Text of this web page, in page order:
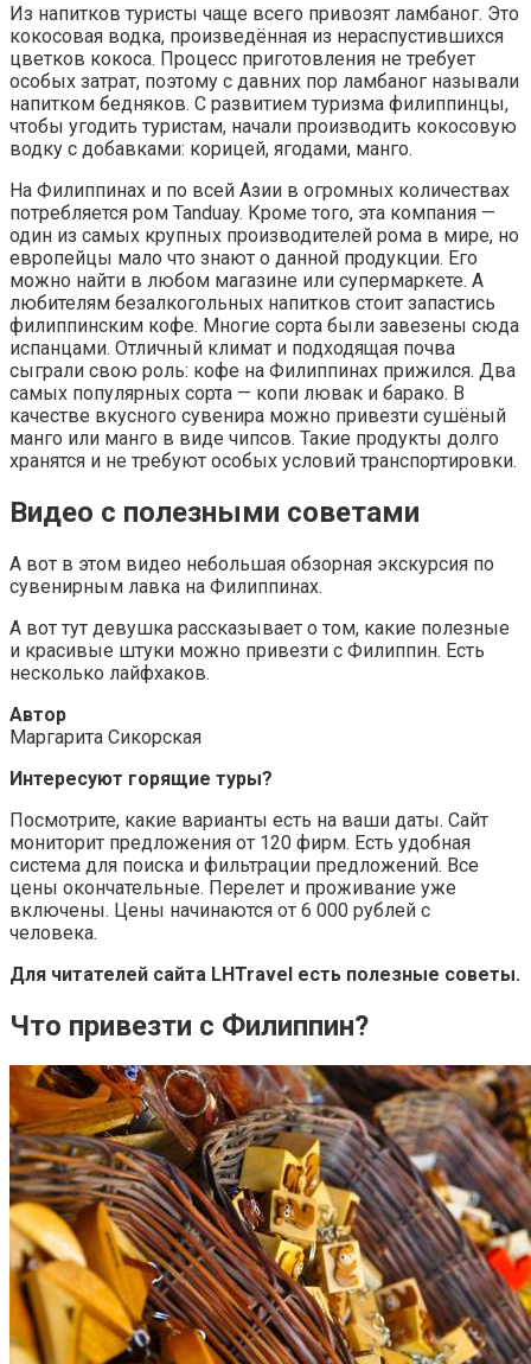
Из напитков туристы чаще всего привозят ламбаног. Это
кокосовая водка, произведённая из нераспустившихся
цветков кокоса. Процесс приготовления не требует
особых затрат, поэтому с давних пор ламбаног называли
напитком бедняков. С развитием туризма филиппинцы,
чтобы угодить туристам, начали производить кокосовую
водку с добавками: корицей, ягодами, манго.
На Филиппинах и по всей Азии в огромных количествах
потребляется ром Tanduay. Кроме того, эта компания —
один из самых крупных производителей рома в мире, но
европейцы мало что знают о данной продукции. Его
можно найти в любом магазине или супермаркете. А
любителям безалкогольных напитков стоит запастись
филиппинским кофе. Многие сорта были завезены сюда
испанцами. Отличный климат и подходящая почва
сыграли свою роль: кофе на Филиппинах прижился. Два
самых популярных сорта — копи лювак и барако. В
качестве вкусного сувенира можно привезти сушёный
манго или манго в виде чипсов. Такие продукты долго
хранятся и не требуют особых условий транспортировки.
Видео с полезными советами
А вот в этом видео небольшая обзорная экскурсия по
сувенирным лавка на Филиппинах.
А вот тут девушка рассказывает о том, какие полезные
и красивые штуки можно привезти с Филиппин. Есть
несколько лайфхаков.
Автор
Маргарита Сикорская
Интересуют горящие туры?
Посмотрите, какие варианты есть на ваши даты. Сайт
мониторит предложения от 120 фирм. Есть удобная
система для поиска и фильтрации предложений. Все
цены окончательные. Перелет и проживание уже
включены. Цены начинаются от 6 000 рублей с
человека.
Для читателей сайта LHTravel есть полезные советы.
Что привезти с Филиппин?